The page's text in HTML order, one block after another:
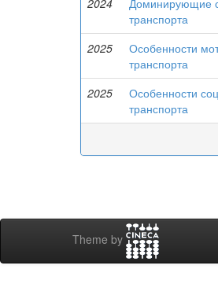
2024
Доминирующие
транспорта
2025
Особенности
транспорта
2025
Особенности
транспорта
Theme by